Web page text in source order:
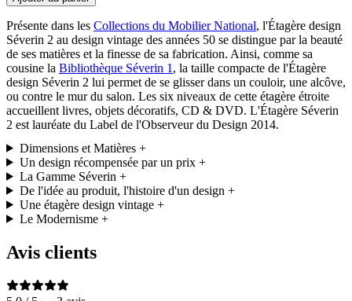
Présente dans les Collections du Mobilier National, l'Étagère design
Séverin 2 au design vintage des années 50 se distingue par la beauté
de ses matières et la finesse de sa fabrication. Ainsi, comme sa
cousine la Bibliothèque Séverin 1 , la taille compacte de l'Étagère
design Séverin 2 lui permet de se glisser dans un couloir, une alcôve,
ou contre le mur du salon. Les six niveaux de cette étagère étroite
accueillent livres, objets décoratifs, CD & DVD. L'Étagère Séverin
2 est lauréate du Label de l'Observeur du Design 2014.
Dimensions et Matières +
Un design récompensée par un prix +
La Gamme Séverin +
De l'idée au produit, l'histoire d'un design +
Une étagère design vintage +
Le Modernisme +
Avis clients